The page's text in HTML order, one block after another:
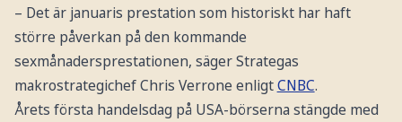
– Det är januaris prestation som historiskt har haft
större påverkan på den kommande
sexmånadersprestationen, säger Strategas
makrostrategichef Chris Verrone enligtCNBC.
Årets första handelsdag på USA-börserna stängde med